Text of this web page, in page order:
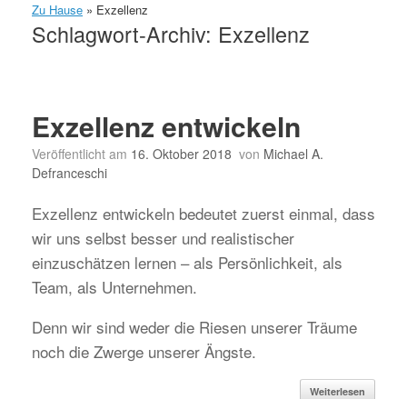
Zu Hause » Exzellenz
Schlagwort-Archiv: Exzellenz
Exzellenz entwickeln
Veröffentlicht am 16. Oktober 2018 von Michael A.
Defranceschi
Exzellenz entwickeln bedeutet zuerst einmal, dass
wir uns selbst besser und realistischer
einzuschätzen lernen – als Persönlichkeit, als
Team, als Unternehmen.
Denn wir sind weder die Riesen unserer Träume
noch die Zwerge unserer Ängste.
Weiterlesen